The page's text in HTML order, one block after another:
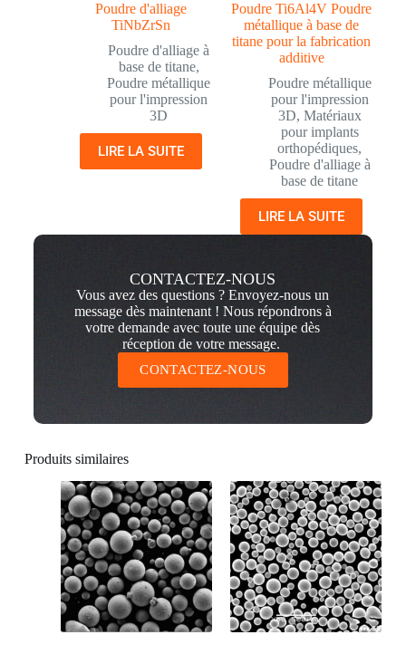
Poudre d'alliage
TiNbZrSn
Poudre d'alliage à
base de titane,
Poudre métallique
pour l'impression
3D
LIRE LA SUITE
Poudre Ti6Al4V Poudre
métallique à base de
titane pour la fabrication
additive
Poudre métallique
pour l'impression
3D, Matériaux
pour implants
orthopédiques,
Poudre d'alliage à
base de titane
LIRE LA SUITE
CONTACTEZ-NOUS
Vous avez des questions ? Envoyez-nous un
message dès maintenant ! Nous répondrons à
votre demande avec toute une équipe dès
réception de votre message.
CONTACTEZ-NOUS
Produits similaires